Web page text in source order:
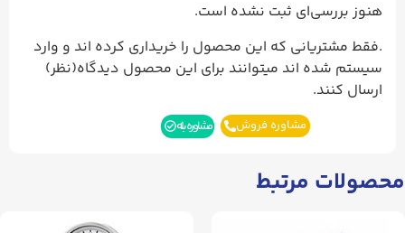
هنوز بررسی‌ای ثبت نشده است.
.فقط مشتریانی که این محصول را خریداری کرده اند و وارد
سیستم شده اند میتوانند برای این محصول دیدگاه(نظر)
ارسال کنند.
مشاوره فروش مشاوره بله
محصولات مرتبط